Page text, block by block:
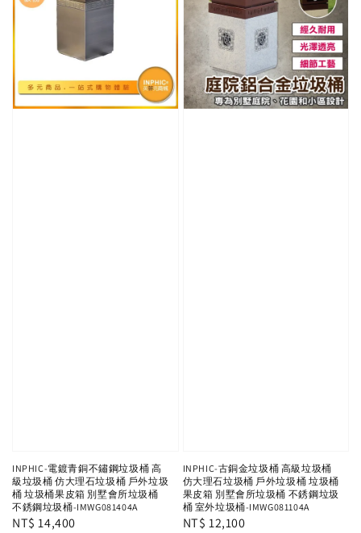
INPHIC-電鍍青銅不鏽鋼垃圾桶 高
級垃圾桶 仿大理石垃圾桶 戶外垃圾
桶 垃圾桶果皮箱 別墅會所垃圾桶
不銹鋼垃圾桶-IMWG081404A
Regular
NT$ 14,400
INPHIC-古銅金垃圾桶 高級垃圾桶
仿大理石垃圾桶 戶外垃圾桶 垃圾桶
果皮箱 別墅會所垃圾桶 不銹鋼垃圾
桶 室外垃圾桶-IMWG081104A
Regular
NT$ 12,100